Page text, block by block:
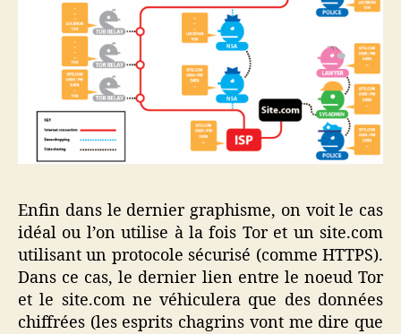
Enfin dans le dernier graphisme, on voit le cas
idéal ou l’on utilise à la fois Tor et un site.com
utilisant un protocole sécurisé (comme HTTPS).
Dans ce cas, le dernier lien entre le noeud Tor
et le site.com ne véhiculera que des données
chiffrées (les esprits chagrins vont me dire que